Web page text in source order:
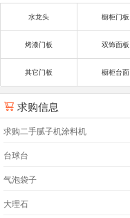
水龙头 橱柜门板
烤漆门板 双饰面板
其它门板 橱柜台面
 求购信息
求购二手腻子机涂料机
台球台
气泡袋子
大理石